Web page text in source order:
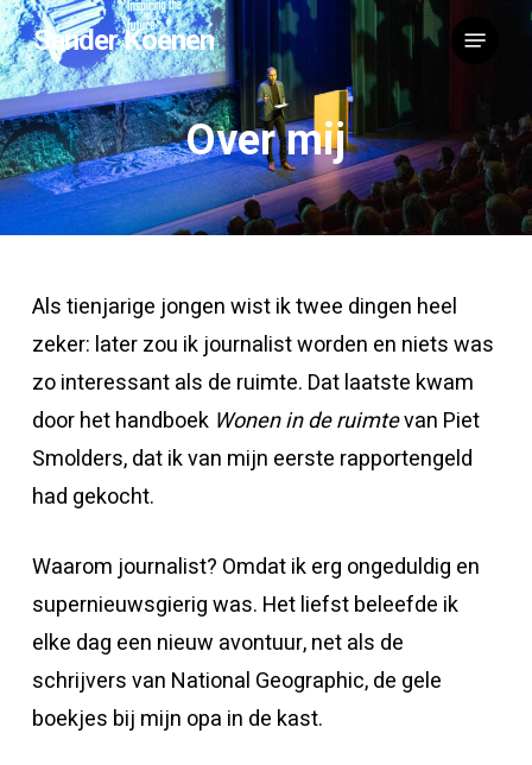
Skip
to
main
content
Sander Koenen Menu
Over mij
Als tienjarige jongen wist ik twee dingen heel
zeker: later zou ik journalist worden en niets was
zo interessant als de ruimte. Dat laatste kwam
door het handboek Wonen in de ruimtevan Piet
Smolders, dat ik van mijn eerste rapportengeld
had gekocht.
Waarom journalist? Omdat ik erg ongeduldig en
supernieuwsgierig was. Het liefst beleefde ik
elke dag een nieuw avontuur, net als de
schrijvers van National Geographic, de gele
boekjes bij mijn opa in de kast.